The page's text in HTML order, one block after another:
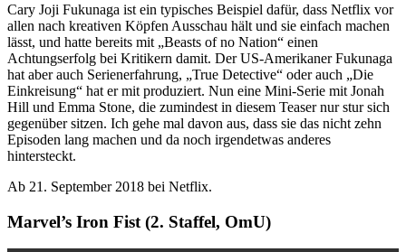
Cary Joji Fukunaga ist ein typisches Beispiel dafür, dass Netflix vor
allen nach kreativen Köpfen Ausschau hält und sie einfach machen
lässt, und hatte bereits mit „Beasts of no Nation“ einen
Achtungserfolg bei Kritikern damit. Der US-Amerikaner Fukunaga
hat aber auch Serienerfahrung, „True Detective“ oder auch „Die
Einkreisung“ hat er mit produziert. Nun eine Mini-Serie mit Jonah
Hill und Emma Stone, die zumindest in diesem Teaser nur stur sich
gegenüber sitzen. Ich gehe mal davon aus, dass sie das nicht zehn
Episoden lang machen und da noch irgendetwas anderes
hintersteckt.
Ab 21. September 2018 bei Netflix.
Marvel’s Iron Fist (2. Staffel, OmU)